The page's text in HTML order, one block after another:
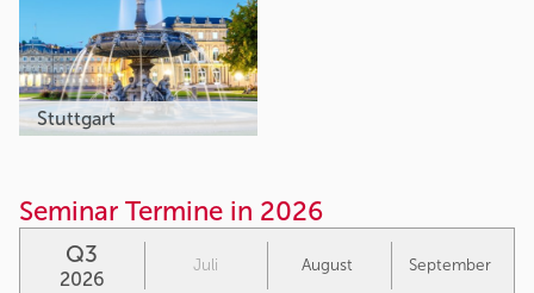
Stuttgart
Seminar Termine in 2026
Q3
2026
Juli August September